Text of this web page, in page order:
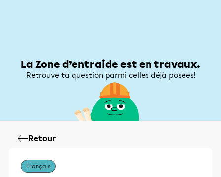
La Zone d’entraide est en travaux.
Retrouve ta question parmi celles déjà posées!
Retour
Français